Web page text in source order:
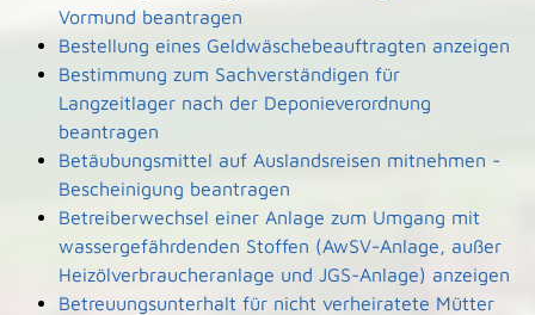
Vormund beantragen
Bestellung eines Geldwäschebeauftragten anzeigen
Bestimmung zum Sachverständigen für
Langzeitlager nach der Deponieverordnung
beantragen
Betäubungsmittel auf Auslandsreisen mitnehmen -
Bescheinigung beantragen
Betreiberwechsel einer Anlage zum Umgang mit
wassergefährdenden Stoffen (AwSV-Anlage, außer
Heizölverbraucheranlage und JGS-Anlage) anzeigen
Betreuungsunterhalt für nicht verheiratete Mütter